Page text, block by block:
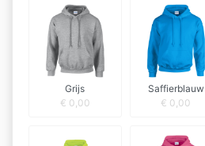
Grijs
€ 0,00
Saffierblauw
€ 0,00